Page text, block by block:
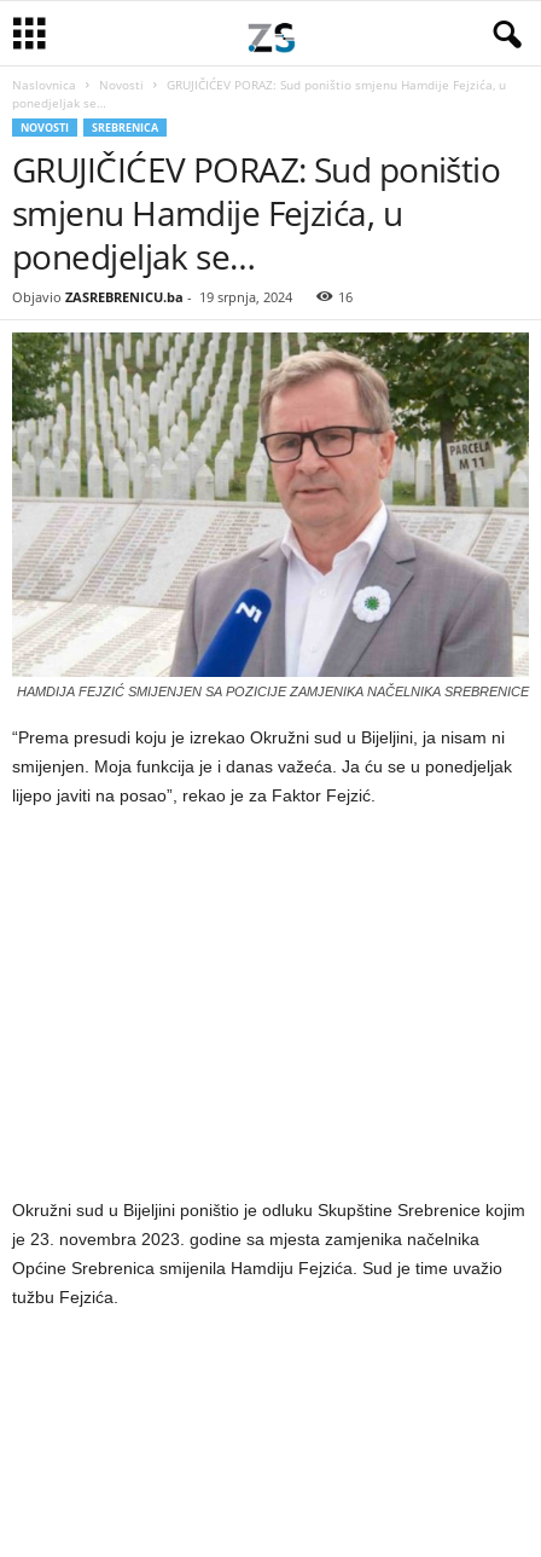
Naslovnica Novosti
GRUJIČIĆEV PORAZ: Sud poništio smjenu Hamdije Fejzića, u
ponedjeljak se…
NOVOSTI SREBRENICA
GRUJIČIĆEV PORAZ: Sud poništio
smjenu Hamdije Fejzića, u
ponedjeljak se…
Objavio ZASREBRENICU.ba - 19 srpnja, 2024 16
HAMDIJA FEJZIĆ SMIJENJEN SA POZICIJE ZAMJENIKA NAČELNIKA SREBRENICE
“Prema presudi koju je izrekao Okružni sud u Bijeljini, ja nisam ni
smijenjen. Moja funkcija je i danas važeća. Ja ću se u ponedjeljak
lijepo javiti na posao”, rekao je za Faktor Fejzić.
Okružni sud u Bijeljini poništio je odluku Skupštine Srebrenice kojim
je 23. novembra 2023. godine sa mjesta zamjenika načelnika
Općine Srebrenica smijenila Hamdiju Fejzića. Sud je time uvažio
tužbu Fejzića.